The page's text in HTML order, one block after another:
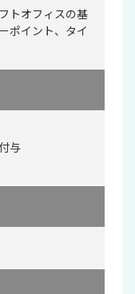
トオフィスの基
ポイント、タイ
与